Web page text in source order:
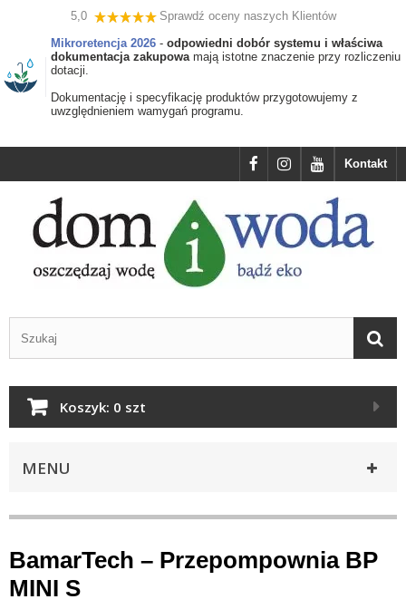
5,0
Sprawdź oceny naszych Klientów
Mikroretencja 2026 - odpowiedni dobór systemu i właściwa
dokumentacja zakupowamają istotne znaczenie przy rozliczeniu
dotacji.
Dokumentację i specyfikację produktów przygotowujemy z
uwzględnieniem wamygań programu.
Kontakt
Koszyk: 0 szt
MENU
BamarTech – Przepompownia BP
MINI S